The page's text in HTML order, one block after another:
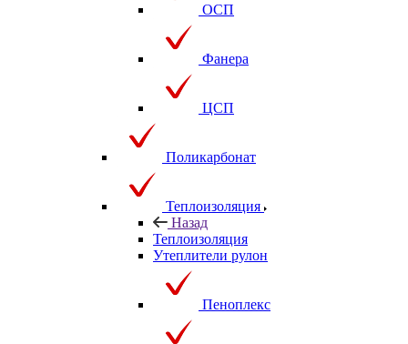
ОСП
Фанера
ЦСП
Поликарбонат
Теплоизоляция
Назад
Теплоизоляция
Утеплители рулон
Пеноплекс